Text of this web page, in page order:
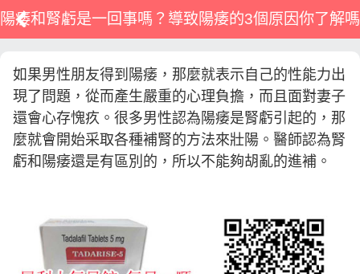
陽痿和腎虧是一回事嗎？導致陽痿的3個原因你了解嗎
如果男性朋友得到陽痿，那麼就表示自己的性能力出
現了問題，從而產生嚴重的心理負擔，而且面對妻子
還會心存愧疚。很多男性認為陽痿是腎虧引起的，那
麼就會開始采取各種補腎的方法來壯陽。醫師認為腎
虧和陽痿還是有區別的，所以不能夠胡亂的進補。